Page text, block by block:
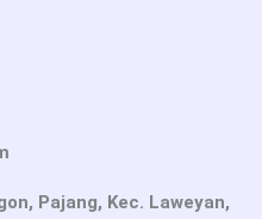
Pajang, Kec. Laweyan,